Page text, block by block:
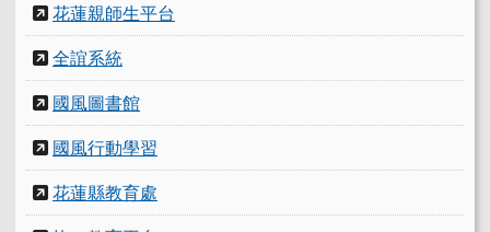
花蓮親師生平台
全誼系統
國風圖書館
國風行動學習
花蓮縣教育處